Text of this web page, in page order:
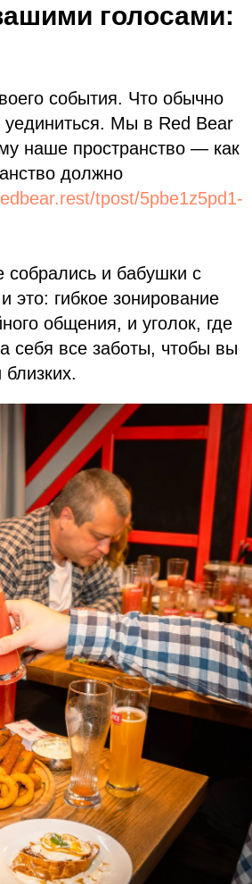
голосами:
события. Что обычно
Мы в Red Bear
наше пространство — как
должно
tpost/5pbe1z5pd1-
и бабушки с
гибкое зонирование
общения, и уголок, где
себя все заботы, чтобы вы